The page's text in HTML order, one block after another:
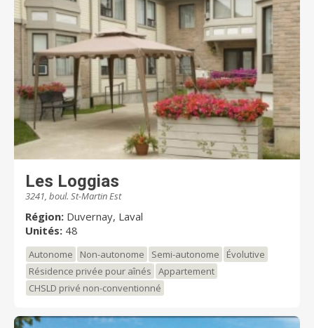
Les Loggias
3241, boul. St-Martin Est
Région: Duvernay, Laval
Unités: 48
Autonome Non-autonome Semi-autonome
Évolutive
Résidence privée pour aînés
Appartement
CHSLD privé non-conventionné